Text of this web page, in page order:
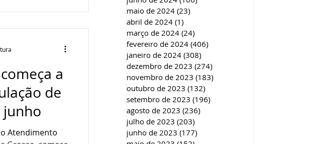
a
de
junho
Atendimento
maio de 2024 (23)
abril de 2024 (1)
março de 2024 (24)
fevereiro de 2024 (406)
janeiro de 2024 (308)
dezembro de 2023 (274)
novembro de 2023 (183)
outubro de 2023 (132)
setembro de 2023 (196)
agosto de 2023 (236)
julho de 2023 (203)
junho de 2023 (177)